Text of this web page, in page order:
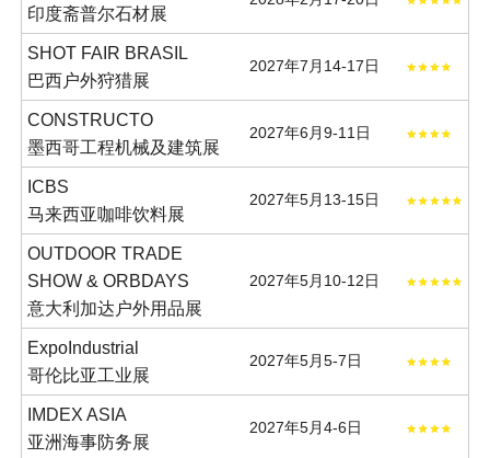
印度斋普尔石材展
SHOT FAIR BRASIL
巴西户外狩猎展
2027年7月14-17日
CONSTRUCTO
墨西哥工程机械及建筑展
2027年6月9-11日
ICBS
马来西亚咖啡饮料展
2027年5月13-15日
OUTDOOR TRADE
SHOW & ORBDAYS
意大利加达户外用品展
2027年5月10-12日
ExpoIndustrial
哥伦比亚工业展
2027年5月5-7日
IMDEX ASIA
亚洲海事防务展
2027年5月4-6日